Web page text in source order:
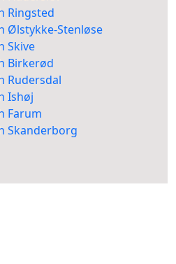
Ringsted
Ølstykke-Stenløse
Skive
Birkerød
Rudersdal
Ishøj
Farum
Skanderborg